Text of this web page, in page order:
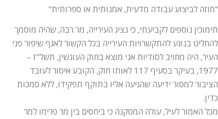
"חוזה לביצוע עבודה מדעית, אמנותית או ספרותית"
תימוכין נוספים לקביעתי, כי נציג העירייה, מר רבה, שהיה מוסמך
להחליט בנוגע להתקשרויות העירייה בכל הקשור לאגף שיפור פני
העיר, היה מחויב לסודיות אני מוצא בחוק העונשין, תשל"ז –
1977, בעיקר בסעיף 117 לאותו חוק, הקובע איסור לעובד
הציבור למסור ידיעה שהגיעה אליו בתוקף תפקידו, ללא סמכות
כדין.
מכל האמור לעיל, עולה המסקנה כי ביחסים בין מר פרימו למר